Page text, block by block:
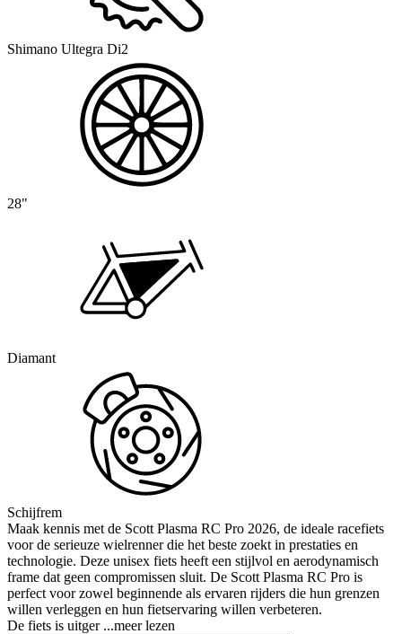
Shimano Ultegra Di2
28"
Diamant
Schijfrem
Maak kennis met de Scott Plasma RC Pro 2026, de ideale racefiets
voor de serieuze wielrenner die het beste zoekt in prestaties en
technologie. Deze unisex fiets heeft een stijlvol en aerodynamisch
frame dat geen compromissen sluit. De Scott Plasma RC Pro is
perfect voor zowel beginnende als ervaren rijders die hun grenzen
willen verleggen en hun fietservaring willen verbeteren.
De fiets is uitger...meer lezen